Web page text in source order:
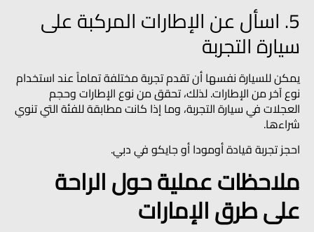
5. اسأل عن الإطارات المركبة على
سيارة التجربة
يمكن للسيارة نفسها أن تقدم تجربة مختلفة تماماً عند استخدام
نوع آخر من الإطارات. لذلك، تحقق من نوع الإطارات وحجم
العجلات في سيارة التجربة، وما إذا كانت مطابقة للفئة التي تنوي
شراءها.
احجز تجربة قيادة أومودا أو جايكو في دبي.
ملاحظات عملية حول الراحة
على طرق الإمارات